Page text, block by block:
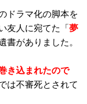
ドラマ化の脚本を
友人に宛てた「夢
書がありました。
き込まれたので
は不審死とされて